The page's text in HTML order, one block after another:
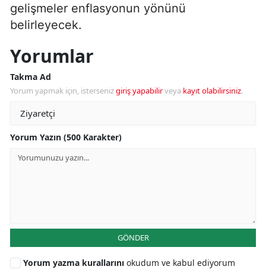
gelişmeler enflasyonun yönünü
belirleyecek.
Yorumlar
Takma Ad
Yorum yapmak için, istersenizgiriş yapabilirveya kayıt olabilirsiniz.
Yorum Yazın (500 Karakter)
GÖNDER
Yorum yazma kurallarını okudum ve kabul ediyorum